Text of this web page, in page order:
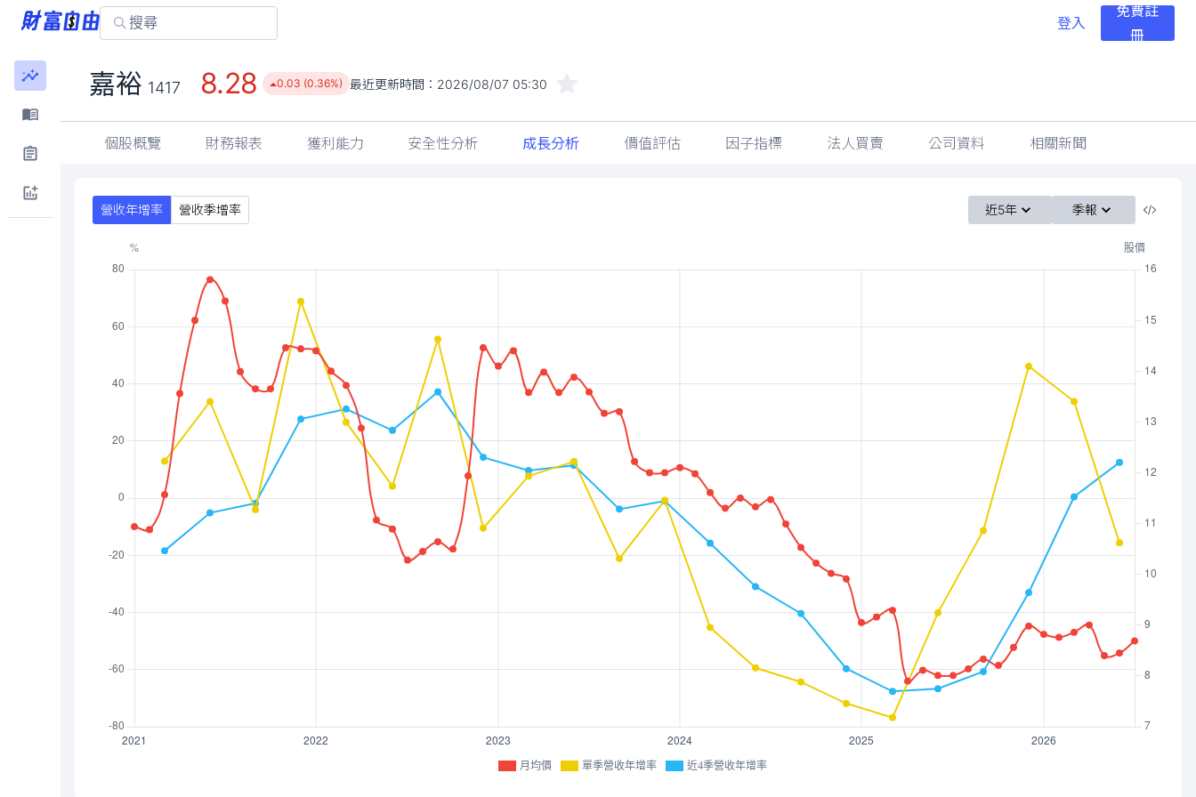
登入
免費註
冊
嘉裕 1417 8.28 0.03 (0.36%) 最近更新時間： 2026/08/07 05:30
個股概覽 財務報表 獲利能力 安全性分析 成長分析 價值評估 因子指標 法人買賣 公司資料 相關新聞
營收年增率 營收季增率 近5年 季報
月均價 單季營收年增率 近4季營收年增率